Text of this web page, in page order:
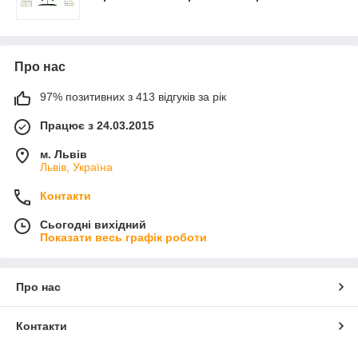
Про нас
97% позитивних з 413 відгуків за рік
Працює з 24.03.2015
м. Львів
Львів, Україна
Контакти
Сьогодні вихідний
Показати весь графік роботи
Про нас
Контакти